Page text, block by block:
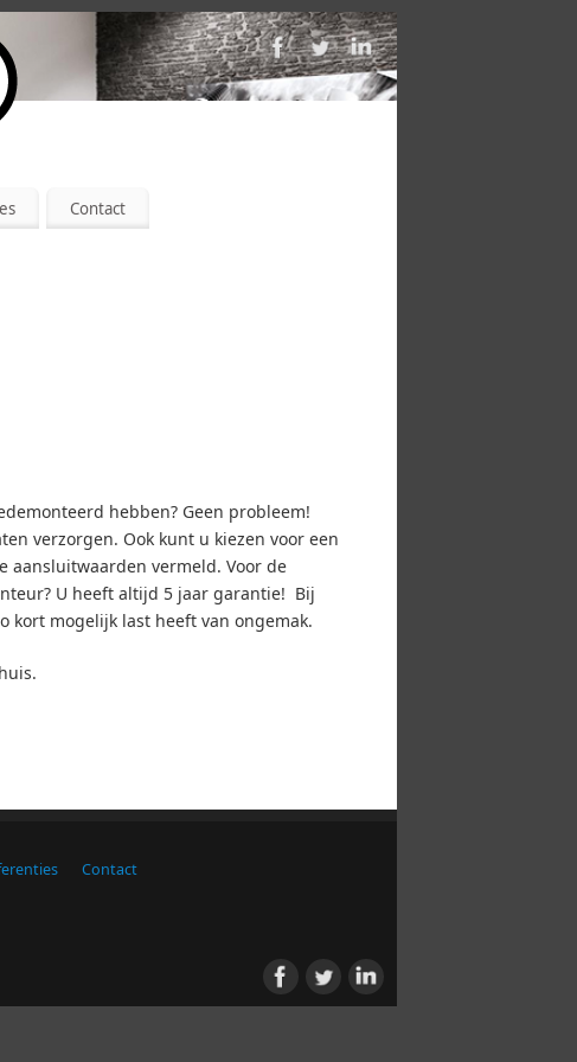
Contact
hebben? Geen probleem!
verzorgen. Ook kunt u kiezen voor een
vermeld. Voor de
U heeft altijd 5 jaar garantie! Bij
kort mogelijk last heeft van ongemak.
Contact